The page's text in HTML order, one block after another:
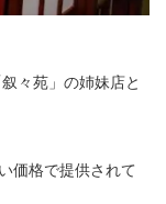
々苑」の姉妹店と
価格で提供されて